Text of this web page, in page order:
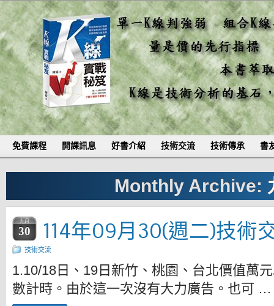
免費課程 開課訊息 好書介紹 技術交流 技術傳承 書
Monthly Archive:
九月
30 114年09月30(週二)技術
技術交流
1.10/18日、19日新竹、桃園、台北價值萬
數計時。由於這一次沒有大力廣告。也可 …